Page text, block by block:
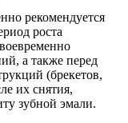
рекомендуется
роста
а также перед
(брекетов,
их снятия,
зубной эмали.